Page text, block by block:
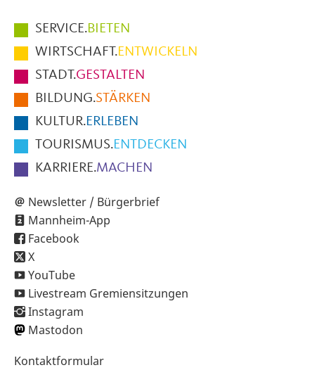
Hauptmenüpunkte
im
Fußbereich
der
Seite
SERVICE.BIETEN
WIRTSCHAFT.ENTWICKELN
STADT.GESTALTEN
BILDUNG.STÄRKEN
KULTUR.ERLEBEN
TOURISMUS.ENTDECKEN
KARRIERE.MACHEN
Newsletter / Bürgerbrief
Mannheim-App
Facebook
X
YouTube
Livestream Gremiensitzungen
Instagram
Mastodon
Sekundärnavigation
Kontaktformular